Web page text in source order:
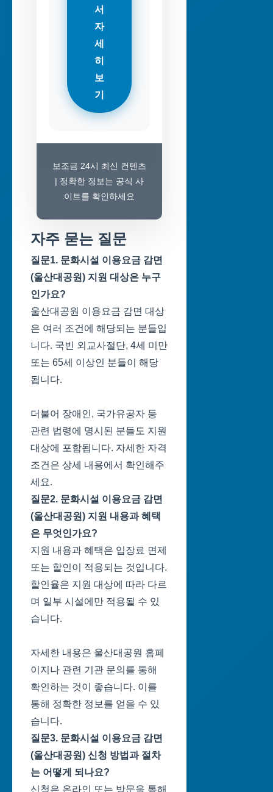
서
자
세
히
보
기
보조금 24시 최신 컨텐츠
| 정확한 정보는 공식 사
이트를 확인하세요
자주 묻는 질문
질문1. 문화시설 이용요금 감면
(울산대공원) 지원 대상은 누구
인가요?
울산대공원 이용요금 감면 대상
은 여러 조건에 해당되는 분들입
니다. 국빈 외교사절단, 4세 미만
또는 65세 이상인 분들이 해당
됩니다.
더불어 장애인, 국가유공자 등
관련 법령에 명시된 분들도 지원
대상에 포함됩니다. 자세한 자격
조건은 상세 내용에서 확인해주
세요.
질문2. 문화시설 이용요금 감면
(울산대공원) 지원 내용과 혜택
은 무엇인가요?
지원 내용과 혜택은 입장료 면제
또는 할인이 적용되는 것입니다.
할인율은 지원 대상에 따라 다르
며 일부 시설에만 적용될 수 있
습니다.
자세한 내용은 울산대공원 홈페
이지나 관련 기관 문의를 통해
확인하는 것이 좋습니다. 이를
통해 정확한 정보를 얻을 수 있
습니다.
질문3. 문화시설 이용요금 감면
(울산대공원) 신청 방법과 절차
는 어떻게 되나요?
신청은 온라인 또는 방문을 통해